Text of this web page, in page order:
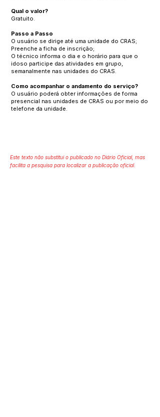
Qual o valor?
Gratuito.
Passo a Passo
O usuário se dirige até uma unidade do CRAS;
Preenche a ficha de inscrição;
O técnico informa o dia e o horário para que o
idoso participe das atividades em grupo,
semanalmente nas unidades do CRAS.
Como acompanhar o andamento do serviço?
O usuário poderá obter informações de forma
presencial nas unidades de CRAS ou por meio do
telefone da unidade.
Este texto não substitui o publicado no Diário Oficial, mas
facilita a pesquisa para localizar a publicação oficial.